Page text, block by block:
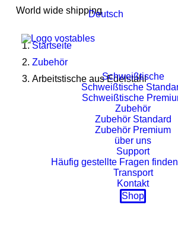
World wide shippingDeutsch
Schweißtische
Schweißtische
Schweißtische
Zubehör
Zubehör Standard
Zubehör Premium
über uns
Support
Häufig gestellte Fragen
Transport
Kontakt
Shop
Startseite
Zubehör
Arbeitstische aus Edelstahl